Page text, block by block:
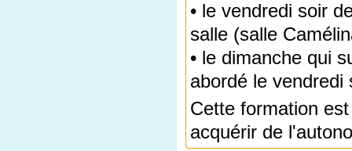
• le vendredi soir
salle (salle
• le dimanche qui
abordé le vendredi
Cette formation
acquérir de